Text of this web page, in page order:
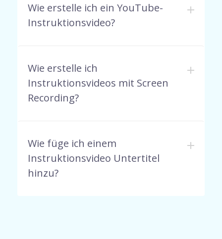
Wie erstelle ich ein YouTube-
Instruktionsvideo?
Wie erstelle ich
Instruktionsvideos mit Screen
Recording?
Wie füge ich einem
Instruktionsvideo Untertitel
hinzu?